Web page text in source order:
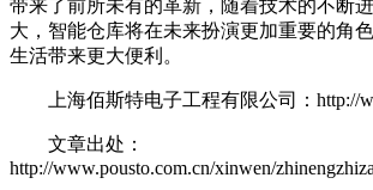
带来了前所未有的革新，随着技术的不断
大，智能仓库将在未来扮演更加重要的角
生活带来更大便利。
上海佰斯特电子工程有限公司：http://
文章出处：
http://www.pousto.com.cn/xinwen/